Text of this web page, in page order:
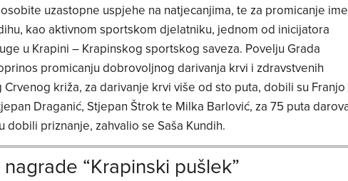
uzastopne uspjehe na natjecanjima, te za promicanje
kao aktivnom sportskom djelatniku, jednom od inicijatora
u Krapini – Krapinskog sportskog saveza. Povelju Grada
promicanju dobrovoljnog darivanja krvi i zdravstvenih
križa, za darivanje krvi više od sto puta, dobili su Franjo
Draganić, Stjepan Štrok te Milka Barlović, za 75 puta
dobili priznanje, zahvalio se Saša Kundih.
“Krapinski pušlek”